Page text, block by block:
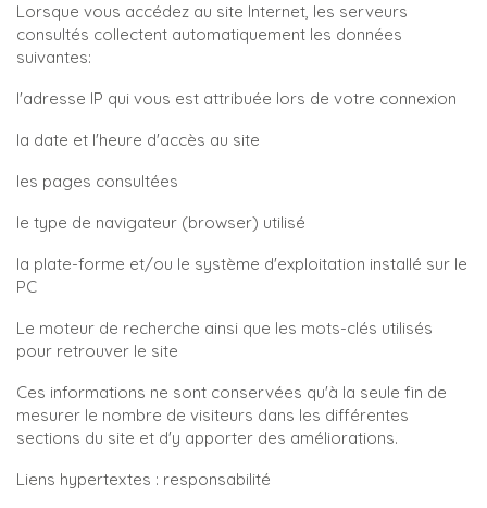
Lorsque vous accédez au site Internet, les serveurs
consultés collectent automatiquement les données
suivantes:
l'adresse IP qui vous est attribuée lors de votre connexion
la date et l'heure d'accès au site
les pages consultées
le type de navigateur (browser) utilisé
la plate-forme et/ou le système d'exploitation installé sur le
PC
Le moteur de recherche ainsi que les mots-clés utilisés
pour retrouver le site
Ces informations ne sont conservées qu'à la seule fin de
mesurer le nombre de visiteurs dans les différentes
sections du site et d'y apporter des améliorations.
Liens hypertextes : responsabilité